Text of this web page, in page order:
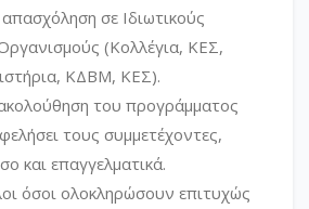
σε Ιδιωτικούς
(Κολλέγια, ΚΕΣ,
ΚΔΒΜ, ΚΕΣ).
του προγράμματος
τους συμμετέχοντες,
και επαγγελματικά.
όσοι ολοκληρώσουν επιτυχώς